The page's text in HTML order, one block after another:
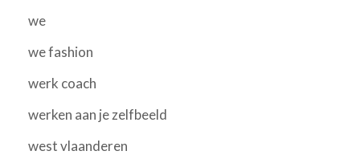
we
we fashion
werk coach
werken aan je zelfbeeld
west vlaanderen